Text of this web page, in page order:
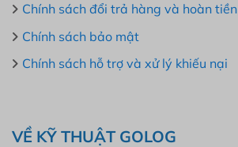
Chính sách đổi trả hàng và hoàn tiền
Chính sách bảo mật
Chính sách hỗ trợ và xử lý khiếu nại
VỀ KỸ THUẬT GOLOG